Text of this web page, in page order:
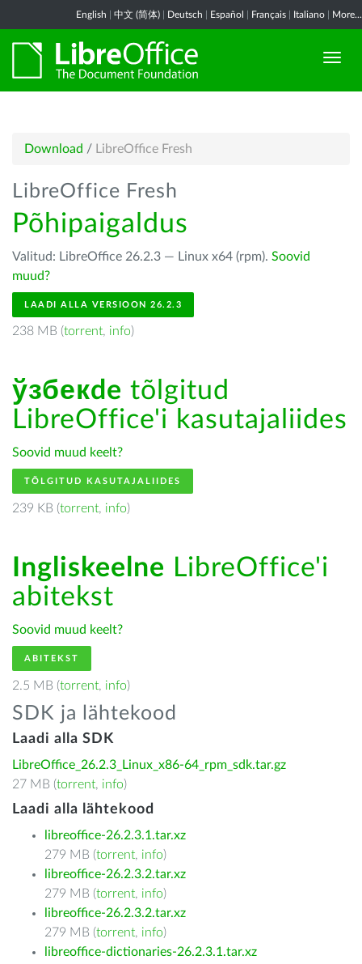
English 中文 (简体) Deutsch Español Français Italiano More...
Download / LibreOffice Fresh
LibreOffice Fresh
Põhipaigaldus
Valitud: LibreOffice 26.2.3 — Linux x64 (rpm). Soovid
muud?
LAADI ALLA VERSIOON 26.2.3
238 MB (torrent, info)
ўзбекde tõlgitud
LibreOffice'i kasutajaliides
Soovid muud keelt?
TÕLGITUD KASUTAJALIIDES
239 KB (torrent, info)
Ingliskeelne LibreOffice'i
abitekst
Soovid muud keelt?
ABITEKST
2.5 MB (torrent, info)
SDK ja lähtekood
Laadi alla SDK
LibreOffice_26.2.3_Linux_x86-64_rpm_sdk.tar.gz
27 MB (torrent, info)
Laadi alla lähtekood
libreoffice-26.2.3.1.tar.xz
279 MB (torrent, info)
libreoffice-26.2.3.2.tar.xz
279 MB (torrent, info)
libreoffice-26.2.3.2.tar.xz
279 MB (torrent, info)
libreoffice-dictionaries-26.2.3.1.tar.xz